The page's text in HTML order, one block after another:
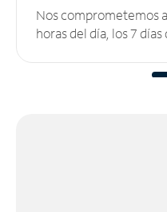
Nos comprometemos
horas del día, los 7 días